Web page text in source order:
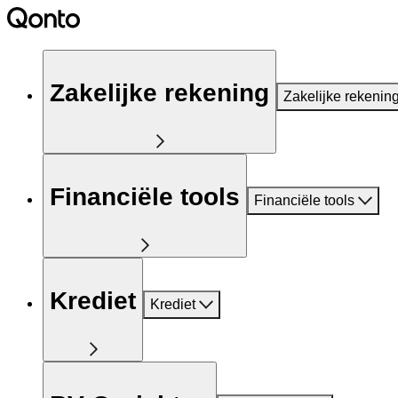
Zakelijke rekening Zakelijke
Financiële tools Financiële tools
Krediet Krediet